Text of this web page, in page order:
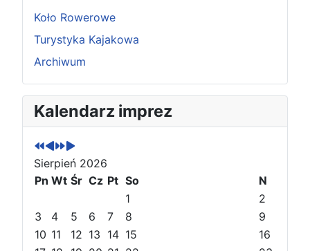
Koło Rowerowe
Turystyka Kajakowa
Archiwum
Kalendarz imprez
P
o
p
r
z
e
n
i
r
P
o
p
r
z
e
i
m
N
a
s
t
ę
p
y
r
o
N
a
s
t
ę
p
y
m
Sierpień 2026
Pn Wt Śr Cz Pt So
N
1
2
3
4 5 6 7 8
9
10 11 12 13 14 15
16